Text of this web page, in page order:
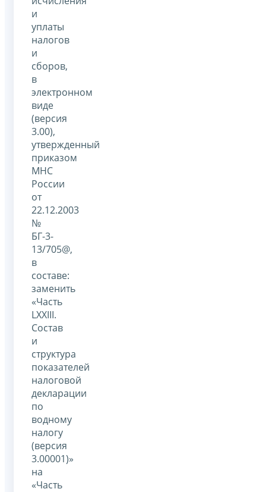
и
уплаты
налогов
и
сборов,
в
электронном
виде
(версия
3.00),
утвержденный
приказом
МНС
России
от
22.12.2003
№
БГ-3-
13/705@,
в
составе:
заменить
«Часть
LXXIII.
Состав
и
структура
показателей
налоговой
декларации
по
водному
налогу
(версия
3.00001)»
на
«Часть